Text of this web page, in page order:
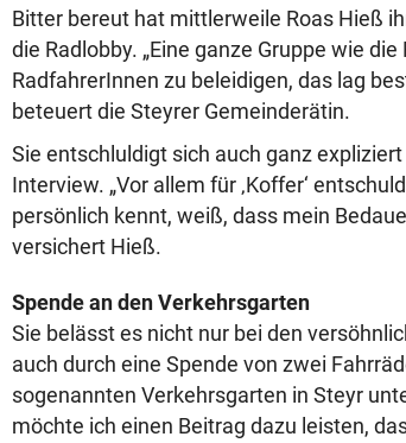
Bitter bereut hat mittlerweile Roas Hieß
die Radlobby. „Eine ganze Gruppe wie
RadfahrerInnen zu beleidigen, das lag
beteuert die Steyrer Gemeinderätin.
Sie entschluldigt sich auch ganz
Interview. „Vor allem für ‚Koffer‘
persönlich kennt, weiß, dass mein
versichert Hieß.
Spende an den Verkehrsgarten
Sie belässt es nicht nur bei den
auch durch eine Spende von zwei
sogenannten Verkehrsgarten in Steyr
möchte ich einen Beitrag dazu leisten,